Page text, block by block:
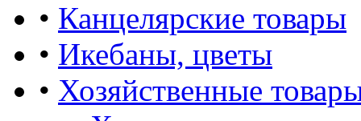
• Канцелярские товары
• Икебаны, цветы
• Хозяйственные